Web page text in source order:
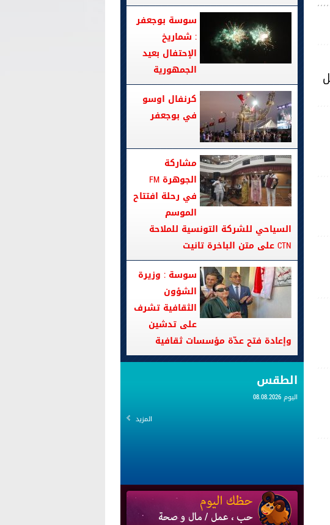
سوسة بوجعفر
: شماريخ
الإحتفال بعيد
الجمهورية
كرنفال اوسو
في بوجعفر
مشاركة
الجوهرة FM
في رحلة افتتاح
الموسم
السياحي للشركة التونسية للملاحة
CTN على متن الباخرة تانيت
سوسة : وزيرة
الشؤون
الثقافية تشرف
على تدشين
وإعادة فتح عدّة مؤسسات ثقافية
الطقس
اليوم 08.08.2026
المزيد